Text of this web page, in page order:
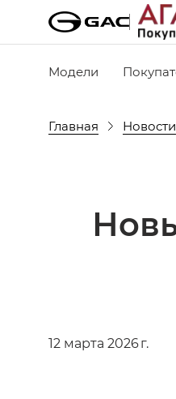
Модели
Главная Новости
12 марта 2026 г.